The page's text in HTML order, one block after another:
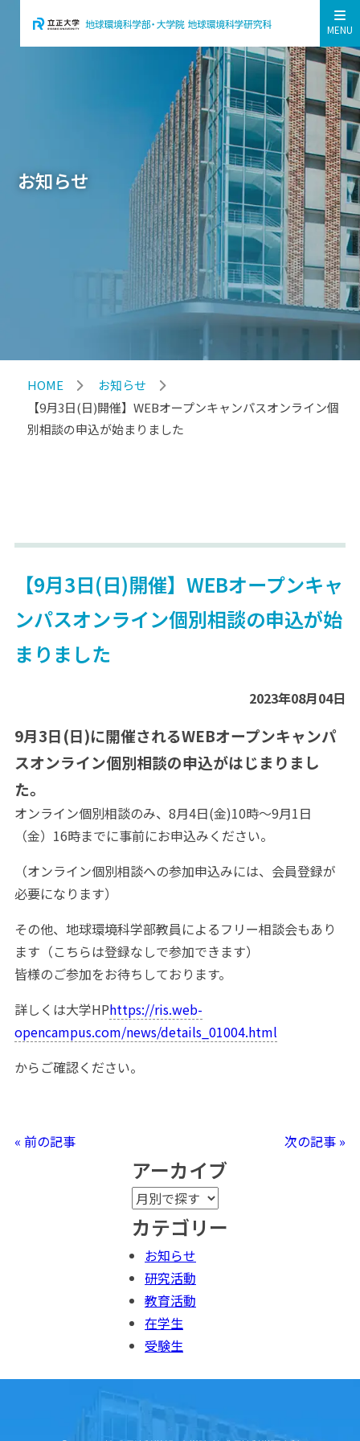
MENU
お知らせ
HOME
お知らせ
【9月3日(日)開催】WEBオープンキャンパスオンライン個
別相談の申込が始まりました
【9月3日(日)開催】WEBオープンキャ
ンパスオンライン個別相談の申込が始
まりました
2023年08月04日
9月3日(日)に開催されるWEBオープンキャンパ
スオンライン個別相談の申込がはじまりまし
た。
オンライン個別相談のみ、8月4日(金)10時～9月1日
（金）16時までに事前にお申込みください。
（オンライン個別相談への参加申込みには、会員登録が
必要になります）
その他、地球環境科学部教員によるフリー相談会もあり
ます（こちらは登録なしで参加できます）
皆様のご参加をお待ちしております。
詳しくは大学HPhttps://ris.web-
opencampus.com/news/details_01004.html
からご確認ください。
« 前の記事 次の記事 »
アーカイブ
カテゴリー
お知らせ
研究活動
教育活動
在学生
受験生